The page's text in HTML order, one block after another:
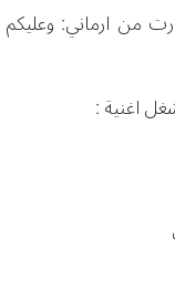
من ارماني:
اغنية :